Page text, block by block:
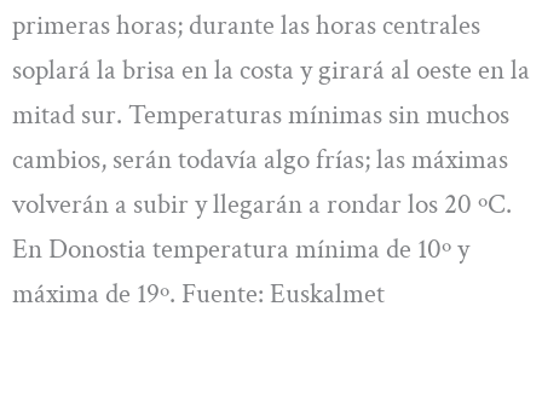
primeras horas; durante las horas centrales
soplará la brisa en la costa y girará al oeste en la
mitad sur. Temperaturas mínimas sin muchos
cambios, serán todavía algo frías; las máximas
volverán a subir y llegarán a rondar los 20 ºC.
En Donostia temperatura mínima de 10º y
máxima de 19º. Fuente: Euskalmet